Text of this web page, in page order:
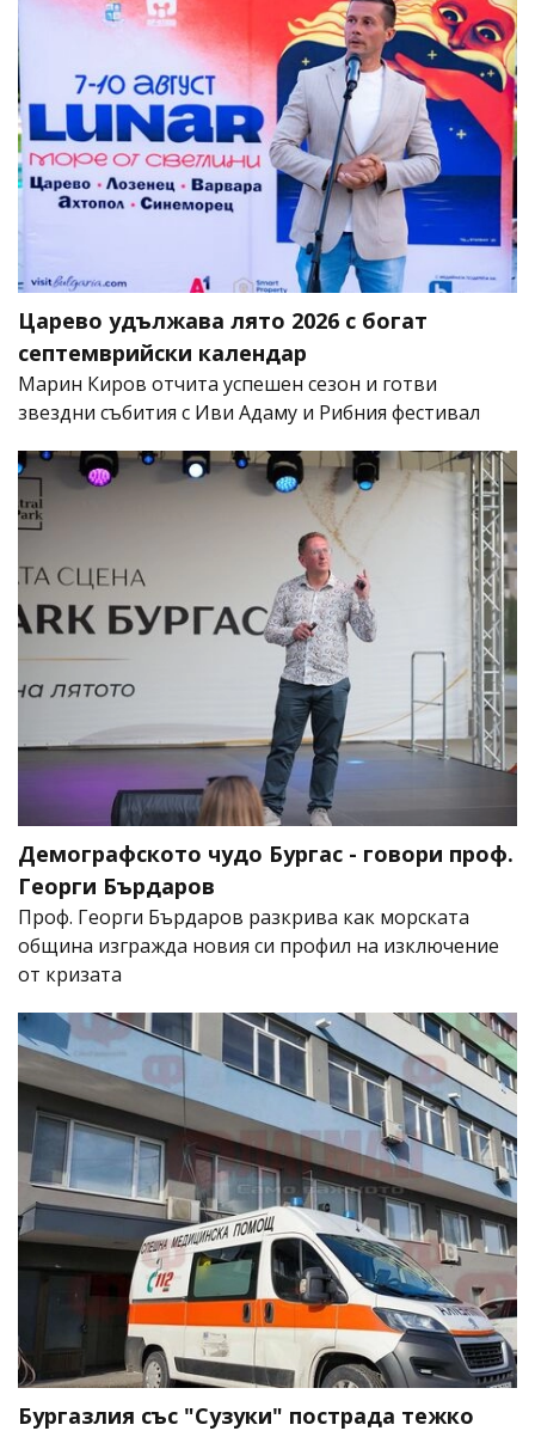
Царево удължава лято 2026 с богат
септемврийски календар
Марин Киров отчита успешен сезон и готви
звездни събития с Иви Адаму и Рибния фестивал
Демографското чудо Бургас - говори проф.
Георги Бърдаров
Проф. Георги Бърдаров разкрива как морската
община изгражда новия си профил на изключение
от кризата
Бургазлия със "Сузуки" пострада тежко